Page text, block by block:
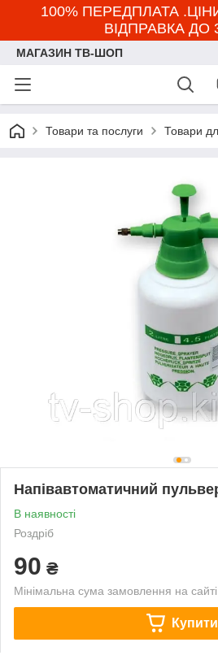
100% ПЕРЕДПЛАТА
ВІДПРАВКА ДО
МАГАЗИН ТВ-ШОП
Товари та послуги Товари
Напівавтоматичний
В наявності
Роздріб
90 ₴
Мінімальна сума замовлення на
Купити